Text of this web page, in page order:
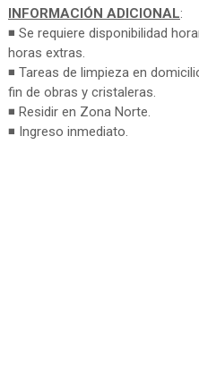
INFORMACIÓN ADICIONAL:
◾ Se requiere disponibilidad
horas extras.
◾ Tareas de limpieza en
fin de obras y cristaleras.
◾ Residir en Zona Norte.
◾ Ingreso inmediato.